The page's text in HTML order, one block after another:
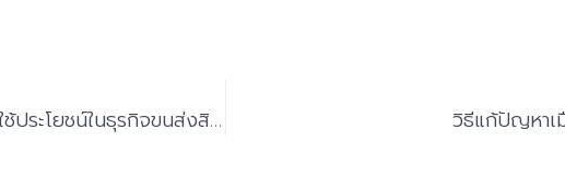
GPS Tracking กับการนำมาใช้ประโยชน์ในธุรกิจขนส่งสินค้า วิธีแก้ปัญหาเ